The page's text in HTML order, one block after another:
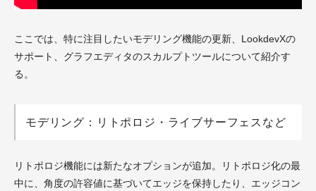
ここでは、特に注目したいモデリング機能の更新、LookdevXの
サポート、グラフエディタのスカルプトツールについて紹介す
る。
モデリング：リトポロジ・ライブサーフェスなど
リトポロジ機能には新たなオプションが追加。リトポロジ化の最
中に、角度の許容値に基づいてエッジを保持したり、エッジコン